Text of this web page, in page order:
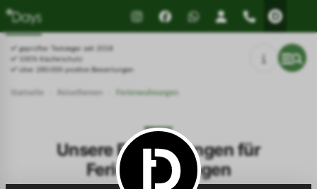
geprüfter Testsieger seit 2018
100% Käuferschutz
über 280.000 positive Bewertungen
Ferienwohnungen
Unsere Empfehlungen für
Ferienwohnungen